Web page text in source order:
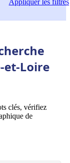
Appliquerles filtres
et-Loire
clés, vérifiez
de